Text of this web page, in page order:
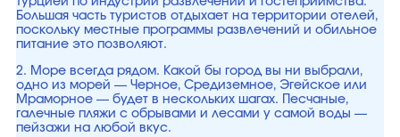
Большая часть туристов отдыхает на территории отелей,
поскольку местные программы развлечений и обильное
питание это позволяют.
2. Море всегда рядом. Какой бы город вы ни выбрали,
одно из морей — Черное, Средиземное, Эгейское или
Мраморное — будет в нескольких шагах. Песчаные,
галечные пляжи с обрывами и лесами у самой воды —
пейзажи на любой вкус.